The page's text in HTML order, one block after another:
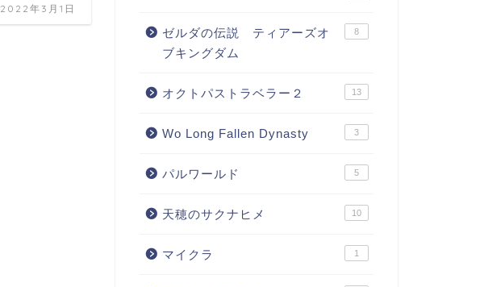
2022年3月1日
ゼルダの伝説 ティアーズオ
ブキングダム
8
オクトパストラベラー２ 13
Wo Long Fallen Dynasty 3
パルワールド 5
天穂のサクナヒメ 10
マイクラ 1